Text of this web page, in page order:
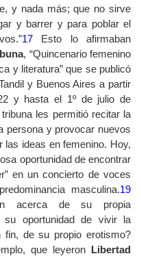
y nada más; que no sirve
y barrer y para poblar el
17Esto lo afirmaban
, “Quincenario femenino
y literatura” que se publicó
y Buenos Aires a partir
y hasta el 1º de julio de
les permitió recitar la
persona y provocar nuevos
las ideas en femenino. Hoy,
oportunidad de encontrar
en un concierto de voces
masculina.19
acerca de su propia
su oportunidad de vivir la
fin, de su propio erotismo?
que leyeron Libertad